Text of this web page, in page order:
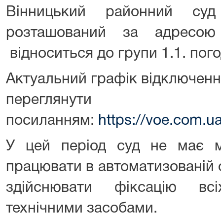
Вінницький районний суд
розташований за
відноситься до групи 1.1.
Актуальний графік
посиланням: https://
У цей період суд не має
працювати в автоматизованій
здійснювати фіксацію
технічними засобами.